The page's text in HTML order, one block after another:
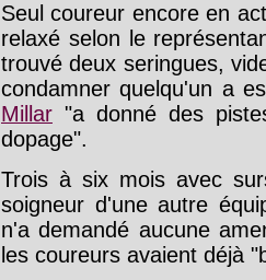
Seul coureur encore en
relaxé selon le
trouvé deux seringues,
condamner quelqu'un a
Millar "a donné des
dopage".
Trois à six mois avec
soigneur d'une autre
n'a demandé aucune
les coureurs avaient déjà